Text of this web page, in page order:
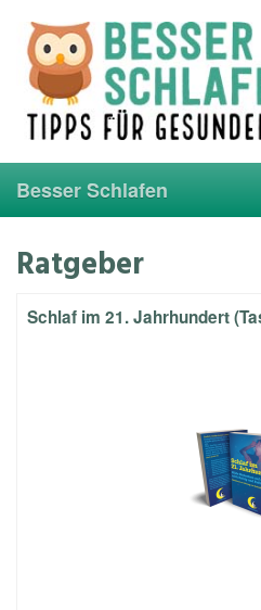
main
content
Besser Schlafen
Ratgeber
Schlaf im 21. Jahrhundert